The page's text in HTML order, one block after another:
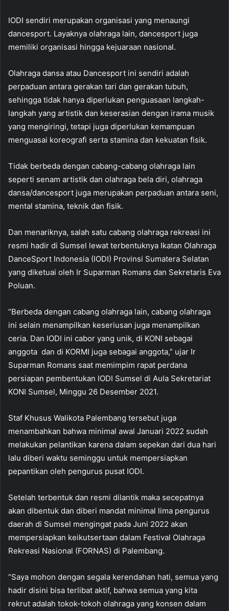
IODI sendiri merupakan organisasi yang menaungi
dancesport. Layaknya olahraga lain, dancesport juga
memiliki organisasi hingga kejuaraan nasional.
Olahraga dansa atau Dancesport ini sendiri adalah
perpaduan antara gerakan tari dan gerakan tubuh,
sehingga tidak hanya diperlukan penguasaan langkah-
langkah yang artistik dan keserasian dengan irama musik
yang mengiringi, tetapi juga diperlukan kemampuan
menguasai koreografi serta stamina dan kekuatan fisik.
Tidak berbeda dengan cabang-cabang olahraga lain
seperti senam artistik dan olahraga bela diri, olahraga
dansa/dancesport juga merupakan perpaduan antara seni,
mental stamina, teknik dan fisik.
Dan menariknya, salah satu cabang olahraga rekreasi ini
resmi hadir di Sumsel lewat terbentuknya Ikatan Olahraga
DanceSport Indonesia (IODI) Provinsi Sumatera Selatan
yang diketuai oleh Ir Suparman Romans dan Sekretaris Eva
Poluan.
“Berbeda dengan cabang olahraga lain, cabang olahraga
ini selain menampilkan keseriusan juga menampilkan
ceria. Dan IODI ini cabor yang unik, di KONI sebagai
anggota dan di KORMI juga sebagai anggota,” ujar Ir
Suparman Romans saat memimpim rapat perdana
persiapan pembentukan IODI Sumsel di Aula Sekretariat
KONI Sumsel, Minggu 26 Desember 2021.
Staf Khusus Walikota Palembang tersebut juga
menambahkan bahwa minimal awal Januari 2022 sudah
melakukan pelantikan karena dalam sepekan dari dua hari
lalu diberi waktu seminggu untuk mempersiapkan
pepantikan oleh pengurus pusat IODI.
Setelah terbentuk dan resmi dilantik maka secepatnya
akan dibentuk dan diberi mandat minimal lima pengurus
daerah di Sumsel mengingat pada Juni 2022 akan
mempersiapkan keikutsertaan dalam Festival Olahraga
Rekreasi Nasional (FORNAS) di Palembang.
“Saya mohon dengan segala kerendahan hati, semua yang
hadir disini bisa terlibat aktif, bahwa semua yang kita
rekrut adalah tokok-tokoh olahraga yang konsen dalam